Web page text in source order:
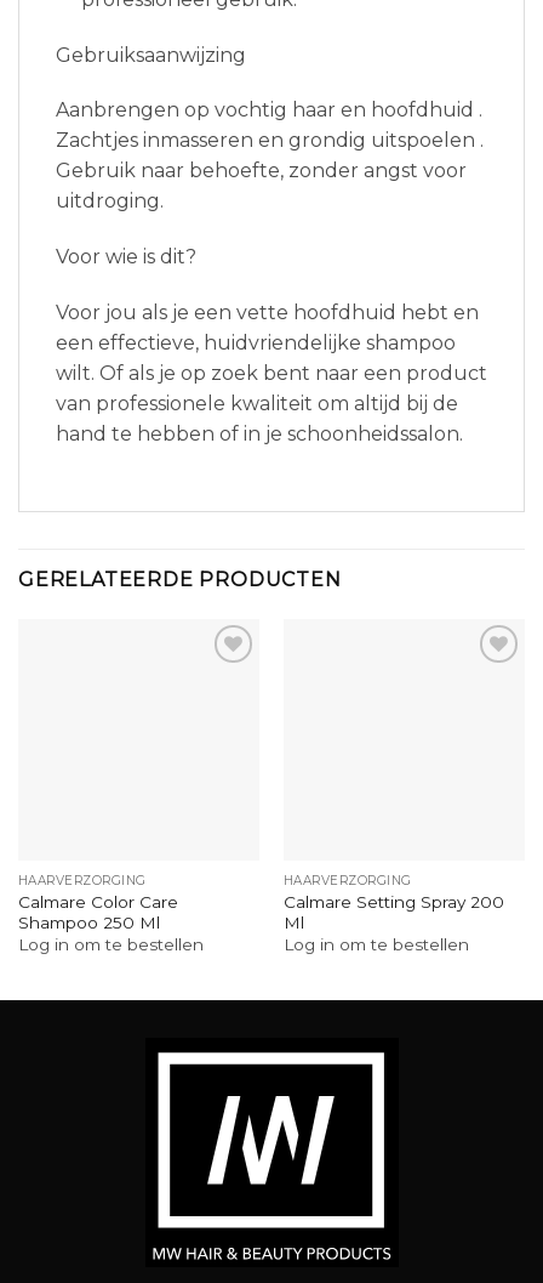
Gebruiksaanwijzing
Aanbrengen op vochtig haar en hoofdhuid .
Zachtjes inmasseren en grondig uitspoelen .
Gebruik naar behoefte, zonder angst voor
uitdroging.
Voor wie is dit?
Voor jou als je een vette hoofdhuid hebt en
een effectieve, huidvriendelijke shampoo
wilt. Of als je op zoek bent naar een product
van professionele kwaliteit om altijd bij de
hand te hebben of in je schoonheidssalon.
GERELATEERDE PRODUCTEN
HAARVERZORGING
Calmare Color Care
Shampoo 250 Ml
Log in om te bestellen
HAARVERZORGING
Calmare Setting Spray 200
Ml
Log in om te bestellen